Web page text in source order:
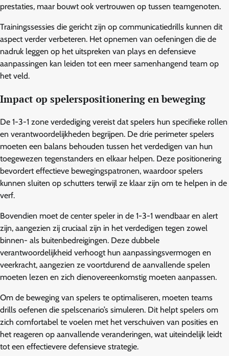
prestaties, maar bouwt ook vertrouwen op tussen teamgenoten.
Trainingssessies die gericht zijn op communicatiedrills kunnen dit
aspect verder verbeteren. Het opnemen van oefeningen die de
nadruk leggen op het uitspreken van plays en defensieve
aanpassingen kan leiden tot een meer samenhangend team op
het veld.
Impact op spelerspositionering en beweging
De 1-3-1 zone verdediging vereist dat spelers hun specifieke rollen
en verantwoordelijkheden begrijpen. De drie perimeter spelers
moeten een balans behouden tussen het verdedigen van hun
toegewezen tegenstanders en elkaar helpen. Deze positionering
bevordert effectieve bewegingspatronen, waardoor spelers
kunnen sluiten op schutters terwijl ze klaar zijn om te helpen in de
verf.
Bovendien moet de center speler in de 1-3-1 wendbaar en alert
zijn, aangezien zij cruciaal zijn in het verdedigen tegen zowel
binnen- als buitenbedreigingen. Deze dubbele
verantwoordelijkheid verhoogt hun aanpassingsvermogen en
veerkracht, aangezien ze voortdurend de aanvallende spelen
moeten lezen en zich dienovereenkomstig moeten aanpassen.
Om de beweging van spelers te optimaliseren, moeten teams
drills oefenen die spelscenario’s simuleren. Dit helpt spelers om
zich comfortabel te voelen met het verschuiven van posities en
het reageren op aanvallende veranderingen, wat uiteindelijk leidt
tot een effectievere defensieve strategie.